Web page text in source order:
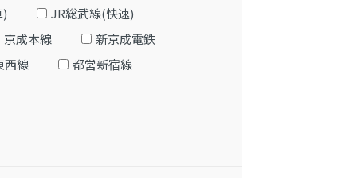
JR総武線(快速)
京成本線
新京成電鉄
西線
都営新宿線